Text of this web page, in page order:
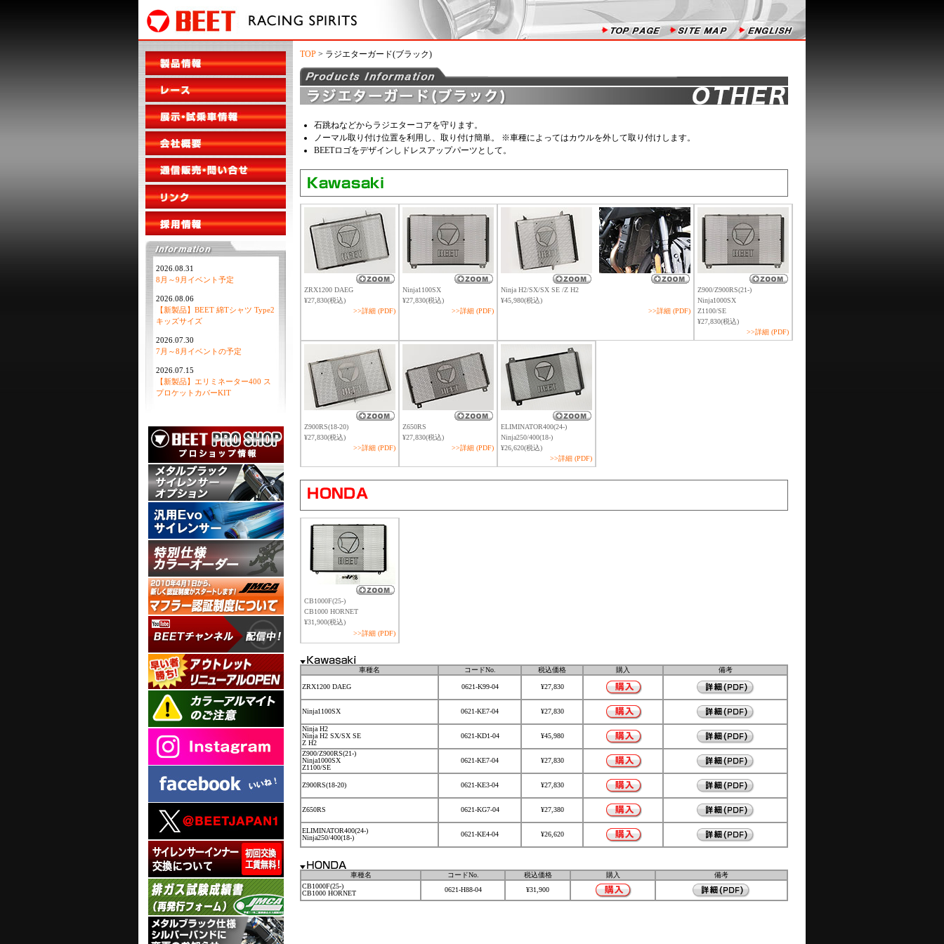
2026.08.31
8月～9月イベント予定
2026.08.06
【新製品】BEET 綿Tシャツ Type2
キッズサイズ
2026.07.30
7月～8月イベントの予定
2026.07.15
【新製品】エリミネーター400 ス
プロケットカバーKIT
TOP > ラジエターガード(ブラック)
石跳ねなどからラジエターコアを守ります。
ノーマル取り付け位置を利用し、取り付け簡単。 ※車種によってはカウルを外して取り付けします。
BEETロゴをデザインしドレスアップパーツとして。
ZRX1200 DAEG
¥27,830(税込)
>>詳細 (PDF)
Ninja1100SX
¥27,830(税込)
>>詳細 (PDF)
Ninja H2/SX/SX SE /Z H2
¥45,980(税込)
>>詳細 (PDF)
Z900/Z900RS(21-)
Ninja1000SX
Z1100/SE
¥27,830(税込)
>>詳細 (PDF)
Z900RS(18-20)
¥27,830(税込)
>>詳細 (PDF)
Z650RS
¥27,830(税込)
>>詳細 (PDF)
ELIMINATOR400(24-)
Ninja250/400(18-)
¥26,620(税込)
>>詳細 (PDF)
CB1000F(25-)
CB1000 HORNET
¥31,900(税込)
>>詳細 (PDF)
車種名 コードNo. 税込価格 購入 備考
ZRX1200 DAEG 0621-K99-04 ¥27,830
Ninja1100SX 0621-KE7-04 ¥27,830
Ninja H2
Ninja H2 SX/SX SE
Z H2
0621-KD1-04 ¥45,980
Z900/Z900RS(21-)
Ninja1000SX
Z1100/SE
0621-KE7-04 ¥27,830
Z900RS(18-20) 0621-KE3-04 ¥27,830
Z650RS 0621-KG7-04 ¥27,380
ELIMINATOR400(24-)
Ninja250/400(18-)
0621-KE4-04 ¥26,620
車種名 コードNo. 税込価格 購入
備考
CB1000F(25-)
CB1000 HORNET
0621-H88-04 ¥31,900